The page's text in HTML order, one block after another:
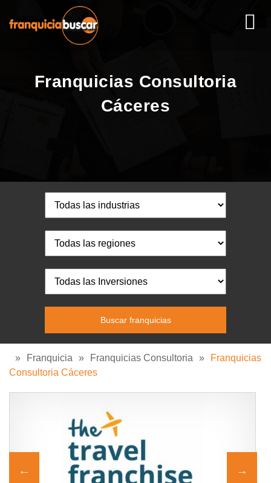
Franquicias Consultoria
Cáceres
» Franquicia » Franquicias Consultoria »
Franquicias
Consultoria Cáceres